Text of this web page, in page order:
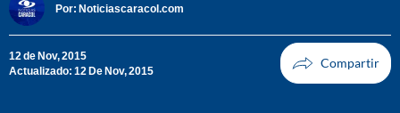
Por: Noticiascaracol.com
12 de Nov, 2015
Actualizado: 12 De Nov, 2015